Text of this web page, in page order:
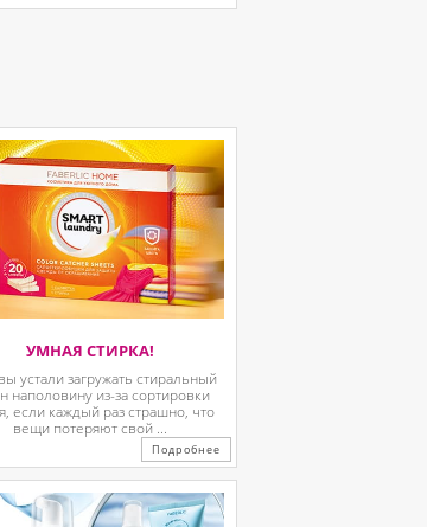
УМНАЯ СТИРКА!
устали загружать стиральный
наполовину из-за сортировки
если каждый раз страшно, что
вещи потеряют свой ...
Подробнее